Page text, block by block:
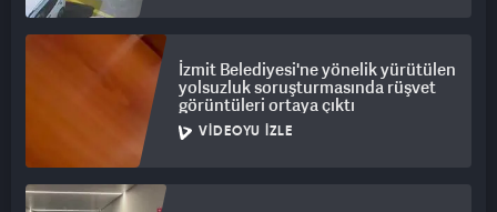
İzmit Belediyesi'ne yönelik yürütülen
yolsuzluk soruşturmasında rüşvet
görüntüleri ortaya çıktı
VIDEOYU İZLE